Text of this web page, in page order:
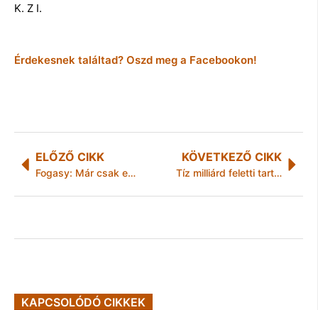
K. Z I.
Érdekesnek találtad? Oszd meg a Facebookon!
ELŐZŐ CIKK
Fogasy: Már csak egy kis fejfájás maradt
KÖVETKEZŐ CIKK
Tíz milliárd feletti tartozása van a miskolci önkormányzatnak
KAPCSOLÓDÓ CIKKEK